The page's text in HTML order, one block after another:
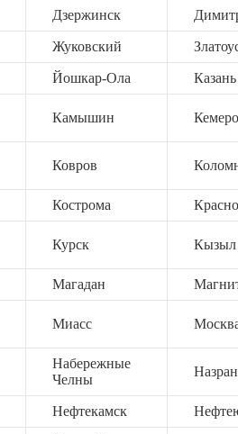
Дзержинск
Жуковский
Йошкар-Ола Казань
Камышин
Ковров
Кострома
Курск Кызыл
Магадан
Миасс
Набережные
Челны
Нефтекамск